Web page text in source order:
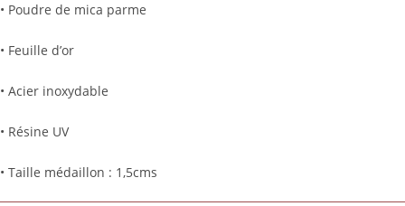
• Poudre de mica parme
• Feuille d’or
• Acier inoxydable
• Résine UV
• Taille médaillon : 1,5cms